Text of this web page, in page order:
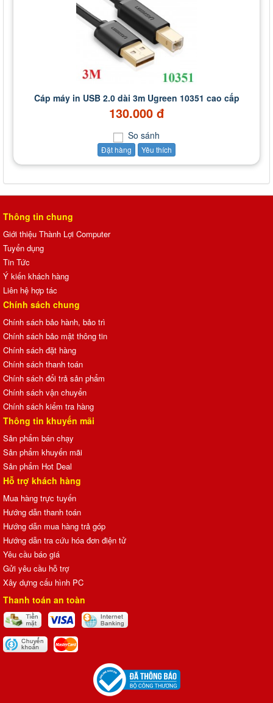
Cáp máy in USB 2.0 dài 3m Ugreen 10351 cao cấp
130.000 đ
So sánh
Đặt hàng Yêu thích
Thông tin chung
Giới thiệu Thành Lợi Computer
Tuyển dụng
Tin Tức
Ý kiến khách hàng
Liên hệ hợp tác
Chính sách chung
Chính sách bảo hành, bảo trì
Chính sách bảo mật thông tin
Chính sách đặt hàng
Chính sách thanh toán
Chính sách đổi trả sản phẩm
Chính sách vận chuyển
Chính sách kiểm tra hàng
Thông tin khuyến mãi
Sản phẩm bán chạy
Sản phẩm khuyến mãi
Sản phẩm Hot Deal
Hỗ trợ khách hàng
Mua hàng trực tuyến
Hướng dẫn thanh toán
Hướng dẫn mua hàng trả góp
Hướng dẫn tra cứu hóa đơn điện tử
Yêu cầu báo giá
Gửi yêu cầu hỗ trợ
Xây dựng cấu hình PC
Thanh toán an toàn